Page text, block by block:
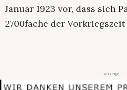
Januar 1923 vor, dass sich
2700fache der
- Anzeige -